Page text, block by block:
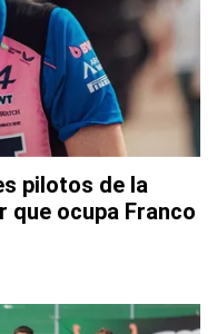
pilotos de la
que ocupa Franco